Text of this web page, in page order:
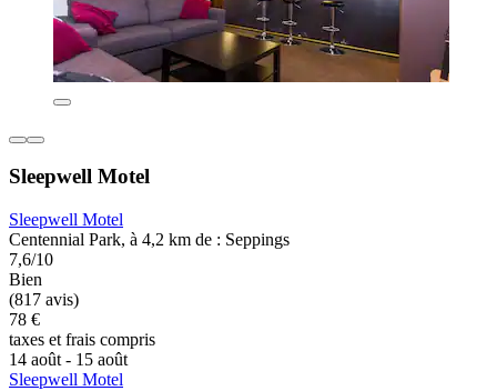
Sleepwell Motel
Sleepwell Motel
Centennial Park, à 4,2 km de : Seppings
7,6/10
Bien
(817 avis)
78 €
taxes et frais compris
14 août - 15 août
Sleepwell Motel